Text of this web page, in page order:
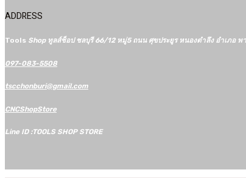
ADDRESS
Tools Shop ทูลส์ช็อป ชลบุรี 66/12​ หมู่5​ ถนน ศุขประยูร หนองตำลึง อำเภอ พ
097-083-5508
tscchonburi@gmail.com
CNCShopStore
Line ID :TOOLS SHOP STORE